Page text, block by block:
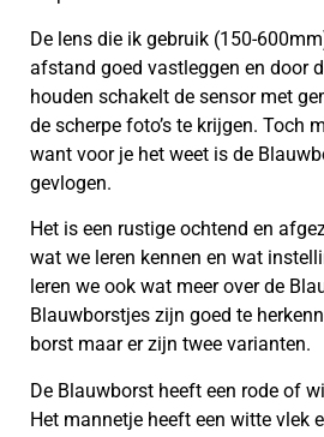
De lens die ik gebruik (150-
afstand goed vastleggen en door
houden schakelt de sensor met
de scherpe foto’s te krijgen. Toch
want voor je het weet is de
gevlogen.
Het is een rustige ochtend en
wat we leren kennen en wat
leren we ook wat meer over de
Blauwborstjes zijn goed te
borst maar er zijn twee varianten.
De Blauwborst heeft een rode of
Het mannetje heeft een witte vlek